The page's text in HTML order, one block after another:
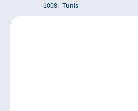
1008 - Tunis